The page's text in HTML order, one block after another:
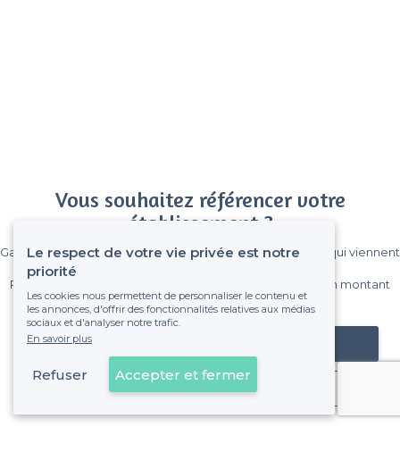
Vous souhaitez référencer votre
établissement ?
Gagnez de nombreux clients parmi le million de visiteurs qui viennent
Pas de commissions et sans engagement, vous payez un montant
fixe sans risque de voir déraper la facture.
Référencer mon établissement
Déjà client
Le respect de votre vie privée est notre
priorité
Les cookies nous permettent de personnaliser le contenu et
les annonces, d'offrir des fonctionnalités relatives aux médias
sociaux et d'analyser notre trafic.
En savoir plus
Refuser Accepter et fermer